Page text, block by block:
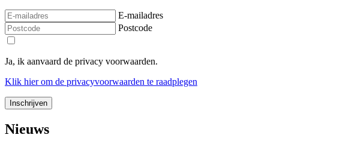
E-mailadres
Postcode
Ja, ik aanvaard de privacy voorwaarden.
Klik hierom de privacyvoorwaarden te raadplegen
Nieuws